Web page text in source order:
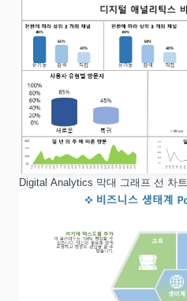
Digital Analytics 막대 그래프 선 차트